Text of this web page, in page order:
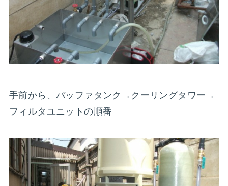
手前から、バッファタンク→クーリングタワー→
フィルタユニットの順番